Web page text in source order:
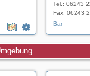
Tel.: 06243
Fax: 06243
Bar